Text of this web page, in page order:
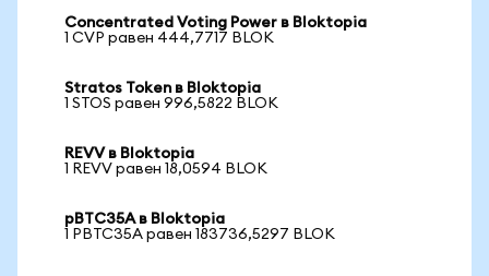
Concentrated Voting Power в Bloktopia
1 CVP равен 444,7717 BLOK
Stratos Token в Bloktopia
1 STOS равен 996,5822 BLOK
REVV в Bloktopia
1 REVV равен 18,0594 BLOK
pBTC35A в Bloktopia
1 PBTC35A равен 183736,5297 BLOK